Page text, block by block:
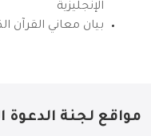
الإنجليزية
بيان معاني القرآن
مواقع لجنة الدعوة